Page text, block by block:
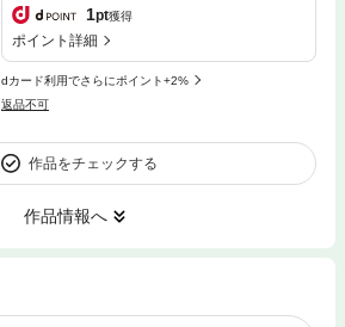
1pt獲得
ポイント詳細
dカード利用でさらにポイント+2%
返品不可
作品をチェックする
作品情報へ